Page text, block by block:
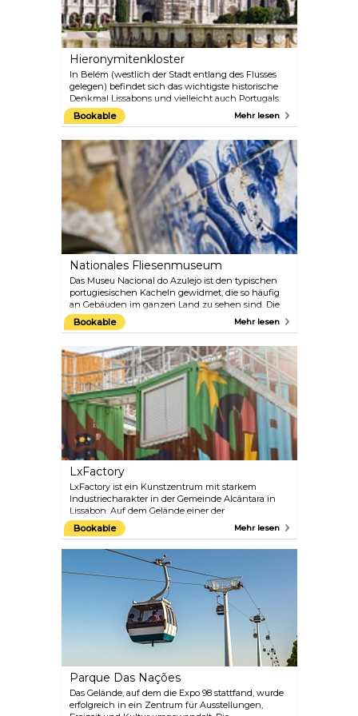
ortskundigen Guide die besten Cafés und
Boutiquen der Stadt.
Hieronymitenkloster
In Belém (westlich der Stadt entlang des Flusses
gelegen) befindet sich das wichtigste historische
Denkmal Lissabons und vielleicht auch Portugals.
Hier können Sie eine opulente Kirche und einen
Klostergarten besichtigen, die zu Beginn des 16.
erbaut wurden, als Portugal eine große Seemacht
war. Das gotische Mosteiro dos Jerónimos ist nur
wenige Gehminuten von vielen anderen
Sehenswürdigkeiten entfernt und ein Muss auf
jedem Reiseplan.
Bookable Mehr lesen
Nationales Fliesenmuseum
Das Museu Nacional do Azulejo ist den typischen
portugiesischen Kacheln gewidmet, die so häufig
an Gebäuden im ganzen Land zu sehen sind. Die
Sammlung ist in einem Kloster untergebracht,
dessen unterschiedliche architektonische Stile und
wichtigsten Bewegungen des Landes geben. Einer
der Höhepunkte ist ein riesiges Kachelfresko, das
Lissabon kurz vor dem großen Erdbeben von 1755
zeigt.
Bookable Mehr lesen
LxFactory
LxFactory ist ein Kunstzentrum mit starkem
Industriecharakter in der Gemeinde Alcântara in
Lissabon. Auf dem Gelände einer der
bedeutendsten Textilfabriken aus der Mitte des 19.
Jahrhunderts gelegen, bietet dieser Hipster-
Komplex Galerien, Geschäfte, Restaurants und
Veranstaltungsräume. Etwas abseits der
ausgetretenen Pfade, aber ein absolutes Muss,
wenn Sie die alternative und junge Seite Lissabons
kennenlernen möchten.
Bookable Mehr lesen
Parque Das Nações
Das Gelände, auf dem die Expo 98 stattfand, wurde
erfolgreich in ein Zentrum für Ausstellungen,